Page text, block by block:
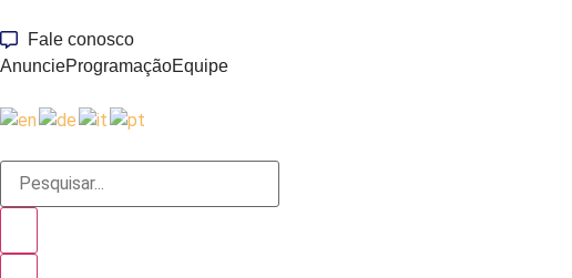
Fale conosco
AnuncieProgramaçãoEquipe